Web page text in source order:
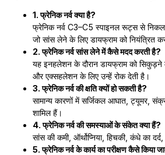
1. फ्रेनिक नर्व क्या है?
फ्रेनिक नर्व C3–C5 स्पाइनल रूट्स से
जो सांस लेने के लिए डायफ्राम को नियंत्रित
2. फ्रेनिक नर्व सांस लेने में कैसे मदद करती है?
यह इनहलेशन के दौरान डायफ्राम को
और एक्सहलेशन के लिए उन्हें रोक देती है।
3. फ्रेनिक नर्व की क्षति क्यों हो सकती है?
सामान्य कारणों में सर्जिकल आघात, ट्यूमर,
शामिल हैं।
4. फ्रेनिक नर्व की समस्याओं के संकेत क्या हैं?
सांस की कमी, ऑर्थोप्निया, हिचकी, कंधे का
5. फ्रेनिक नर्व के कार्य का परीक्षण कैसे किया